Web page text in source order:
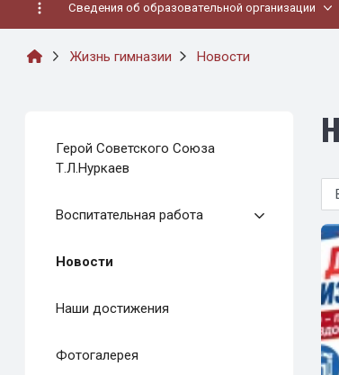
Сведения об образовательной организации
Жизнь гимназии Новости
Герой Советского Союза
Т.Л.Нуркаев
Воспитательная работа
Новости
Наши достижения
Фотогалерея